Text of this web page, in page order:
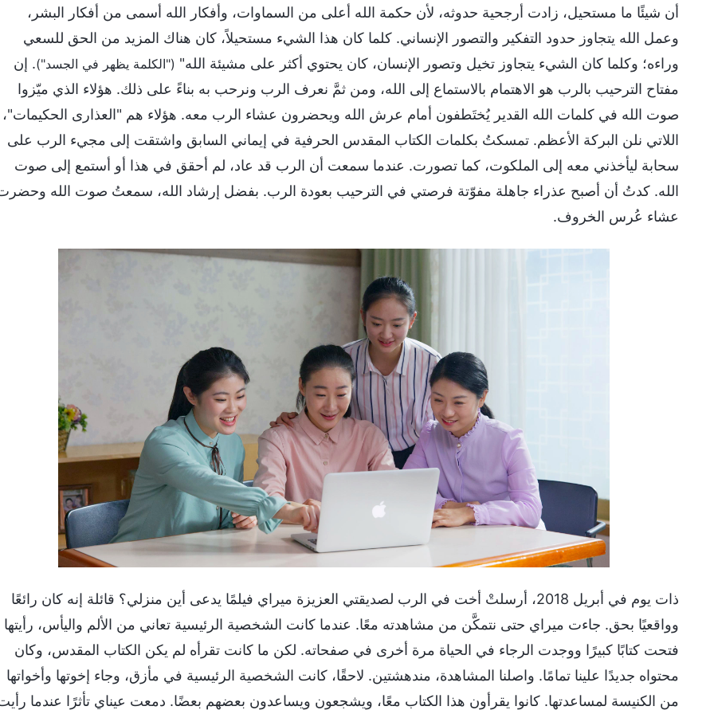
أن شيئًا ما مستحيل، زادت أرجحية حدوثه، لأن حكمة الله أعلى من السماوات، وأفكار الله أسمى من أفكار البشر،
وعمل الله يتجاوز حدود التفكير والتصور الإنساني. كلما كان هذا الشيء مستحيلاً، كان هناك المزيد من الحق للسعي
وراءه؛ وكلما كان الشيء يتجاوز تخيل وتصور الإنسان، كان يحتوي أكثر على مشيئة الله" ("الكلمة يظهر في الجسد"). إن
مفتاح الترحيب بالرب هو الاهتمام بالاستماع إلى الله، ومن ثمَّ نعرف الرب ونرحب به بناءً على ذلك. هؤلاء الذي ميّزوا
صوت الله في كلمات الله القدير يُختَطفون أمام عرش الله ويحضرون عشاء الرب معه. هؤلاء هم "العذارى الحكيمات"،
اللاتي نلن البركة الأعظم. تمسكتُ بكلمات الكتاب المقدس الحرفية في إيماني السابق واشتقت إلى مجيء الرب على
سحابة ليأخذني معه إلى الملكوت، كما تصورت. عندما سمعت أن الرب قد عاد، لم أحقق في هذا أو أستمع إلى صوت
الله. كدتُ أن أصبح عذراء جاهلة مفوّتة فرصتي في الترحيب بعودة الرب. بفضل إرشاد الله، سمعتُ صوت الله
عشاء عُرس الخروف.
ذات يوم في أبريل 2018، أرسلتْ أخت في الرب لصديقتي العزيزة ميراي فيلمًا يدعى أين منزلي؟ قائلة إنه كان رائعًا
وواقعيًا بحق. جاءت ميراي حتى نتمكَّن من مشاهدته معًا. عندما كانت الشخصية الرئيسية تعاني من الألم واليأس، رأيتها
فتحت كتابًا كبيرًا ووجدت الرجاء في الحياة مرة أخرى في صفحاته. لكن ما كانت تقرأه لم يكن الكتاب المقدس، وكان
محتواه جديدًا علينا تمامًا. واصلنا المشاهدة، مندهشتين. لاحقًا، كانت الشخصية الرئيسية في مأزق، وجاء إخوتها وأخواتها
من الكنيسة لمساعدتها. كانوا يقرأون هذا الكتاب معًا، ويشجعون ويساعدون بعضهم بعضًا. دمعت عيناي تأثرًا عندما